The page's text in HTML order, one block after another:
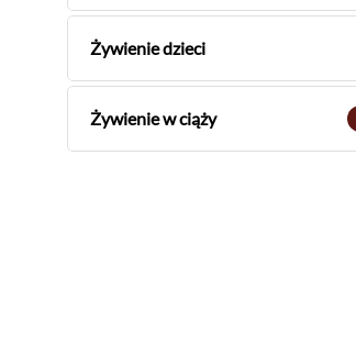
Żywienie dzieci
Żywienie w ciąży